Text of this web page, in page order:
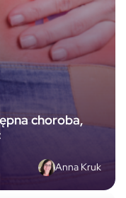
choroba,
Anna Kruk